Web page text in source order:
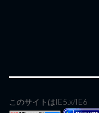
このサイトはIE5.x/IE6